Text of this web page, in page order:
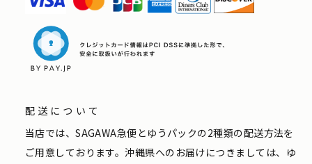
配送について
当店では、SAGAWA急便とゆうパックの2種類の配送方法を
ご用意しております。沖縄県へのお届けにつきましては、ゆ